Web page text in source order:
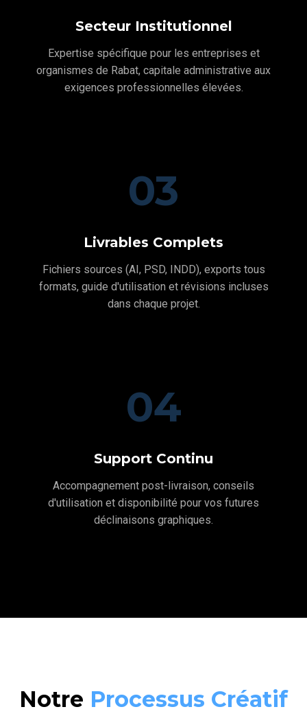
Secteur Institutionnel
Expertise spécifique pour les entreprises et
organismes de Rabat, capitale administrative aux
exigences professionnelles élevées.
03
Livrables Complets
Fichiers sources (AI, PSD, INDD), exports tous
formats, guide d'utilisation et révisions incluses
dans chaque projet.
04
Support Continu
Accompagnement post-livraison, conseils
d'utilisation et disponibilité pour vos futures
déclinaisons graphiques.
Notre Processus Créatif